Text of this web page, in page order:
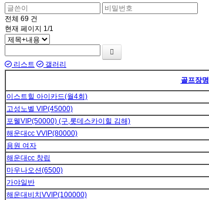
전체 69 건
현재 페이지 1/1
리스트
갤러리
골프장명
이스트힐 아이카드(월4회)
고성노벨 VIP(45000)
포웰VIP(50000) (구,롯데스카이힐 김해)
해운대cc VVIP(80000)
용원 여자
해운대cc 창립
마우나오션(6500)
가야일반
해운대비치VVIP(100000)